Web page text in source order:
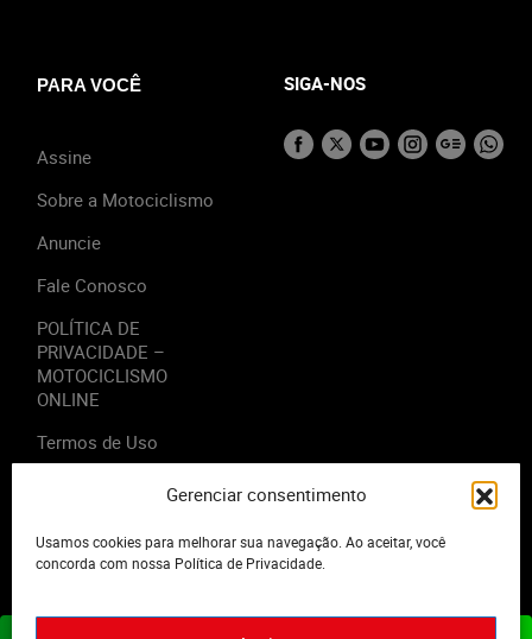
Gerenciar consentimento
Usamos cookies para melhorar sua navegação. Ao aceitar, você
concorda com nossa Política de Privacidade.
PARA VOCÊ
Assine
Sobre a Motociclismo
Anuncie
Fale Conosco
POLÍTICA DE
PRIVACIDADE –
MOTOCICLISMO
ONLINE
Termos de Uso
SIGA-NOS
2023 - Editora Motor Midia. Todos os direitos reservados.